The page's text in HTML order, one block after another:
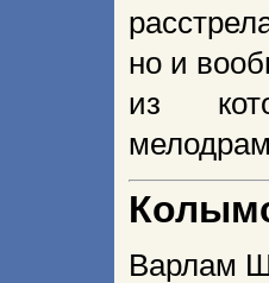
но и
из
Варлам